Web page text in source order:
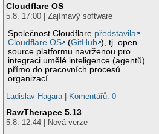
Cloudflare OS
5.8. 17:00 | Zajímavý software
Společnost Cloudflare představila
Cloudflare OS
(GitHub ), tj. open
source platformu navrženou pro
integraci umělé inteligence (agentů)
přímo do pracovních procesů
organizací.
Ladislav Hagara| Komentářů: 0
RawTherapee 5.13
5.8. 12:44 | Nová verze